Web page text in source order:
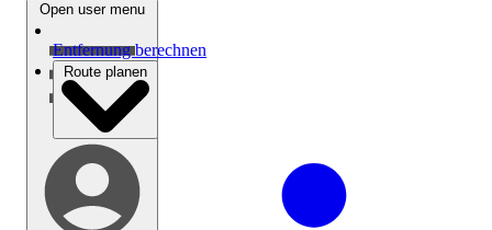
Open user menu
Entfernung berechnen
Route planen